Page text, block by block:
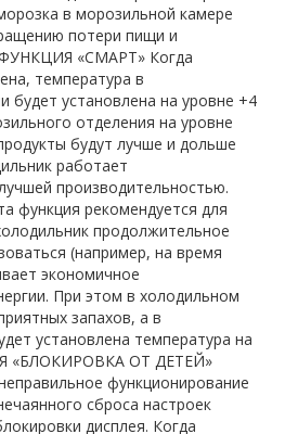
в морозильной камере
потери пищи и
«СМАРТ» Когда
температура в
будет установлена на уровне +4
отделения на уровне
будут лучше и дольше
работает
производительностью.
рекомендуется для
продолжительное
(например, на время
экономичное
При этом в холодильном
запахов, а в
установлена температура на
«БЛОКИРОВКА ОТ ДЕТЕЙ»
функционирование
сброса настроек
дисплея. Когда